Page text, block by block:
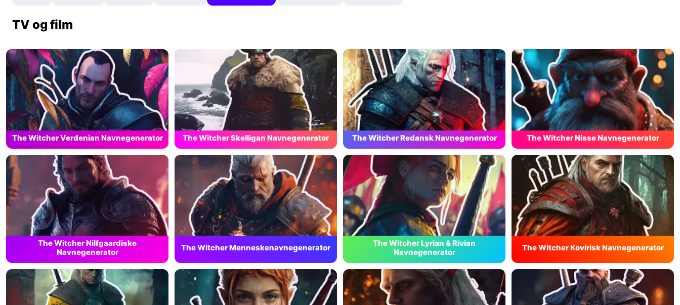
TV og film
The Witcher Verdenian Navnegenerator The Witcher Skelligan Navnegenerator The Witcher Redansk Navnegenerator The Witcher Nisse Navnegenerator
The Witcher Nilfgaardiske
Navnegenerator
The Witcher Menneskenavnegenerator
The Witcher Lyrian & Rivian
Navnegenerator
The Witcher Kovirisk Navnegenerator